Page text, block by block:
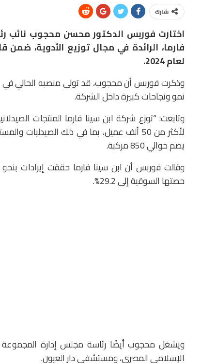
شارك
اختارت فوربس الدكتور محسن محجوب نائب
فارما، الرائدة في مجال توزيع الأدوية،
لعام 2024.
نمو ونجاحات كبيرة داخل الشركة.
لأكثر من 50 ألف عميل، بما في ذلك
يضم حوالي 850 مركبة.
حصتها السوقية إلى 29.2%.
ويشغل محجوب أيضًا رئاسة مجلس إدارة المجموعة
الإسلامي المصري، ومستشفى دار العيون.